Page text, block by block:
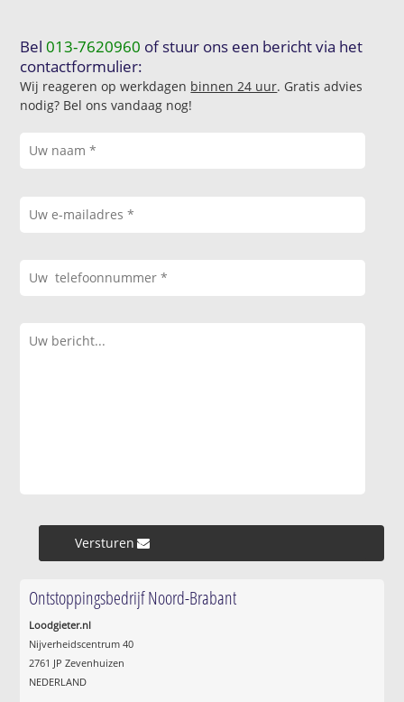
Bel013-7620960 of stuur ons een bericht via het
contactformulier:
Wij reageren op werkdagen binnen 24 uur. Gratis advies
nodig? Bel ons vandaag nog!
Versturen »
Ontstoppingsbedrijf Noord-Brabant
Loodgieter.nl
Nijverheidscentrum 40
2761 JP Zevenhuizen
NEDERLAND